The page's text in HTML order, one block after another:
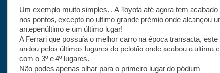
Um exemplo muito simples... A Toyota até agora tem acabado
nos pontos, excepto no ultimo grande prémio onde alcançou
antepenúltimo e um último lugar!
A Ferrari que possuía o melhor carro na época transacta, este
andou pelos últimos lugares do pelotão onde acabou a ultima
com o 3º e 4º lugares.
Não podes apenas olhar para o primeiro lugar do pódium